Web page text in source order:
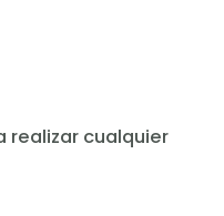
realizar cualquier